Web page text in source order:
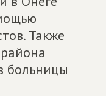
Также
больницы